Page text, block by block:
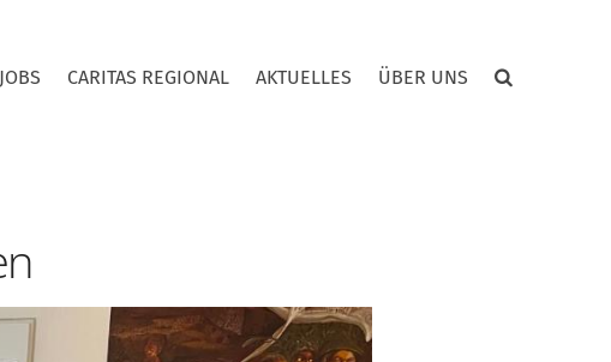
JOBS CARITAS REGIONAL AKTUELLES ÜBER UNS